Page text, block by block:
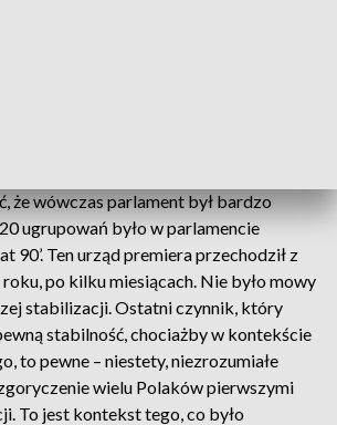
że wówczas parlament był bardzo
ugrupowań było w parlamencie
90’. Ten urząd premiera przechodził z
po kilku miesiącach. Nie było mowy
stabilizacji. Ostatni czynnik, który
stabilność, chociażby w kontekście
to pewne – niestety, niezrozumiałe
wielu Polaków pierwszymi
To jest kontekst tego, co było